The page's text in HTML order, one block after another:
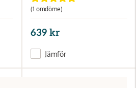
(1 omdöme)
639 kr
Jämför